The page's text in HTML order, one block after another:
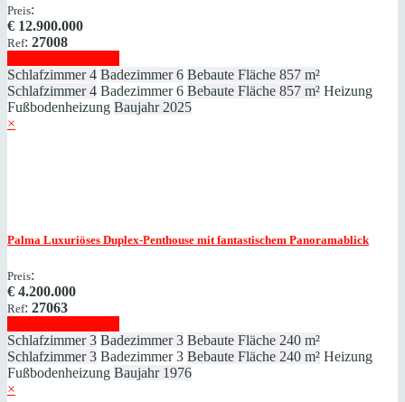
Preis:
€ 12.900.000
Ref: 27008
Schlafzimmer 4 Badezimmer 6 Bebaute Fläche 857 m²
Schlafzimmer 4 Badezimmer 6 Bebaute Fläche 857 m² Heizung
Fußbodenheizung Baujahr 2025
×
Palma Luxuriöses Duplex-Penthouse mit fantastischem Panoramablick
Preis:
€ 4.200.000
Ref: 27063
Schlafzimmer 3 Badezimmer 3 Bebaute Fläche 240 m²
Schlafzimmer 3 Badezimmer 3 Bebaute Fläche 240 m² Heizung
Fußbodenheizung Baujahr 1976
×